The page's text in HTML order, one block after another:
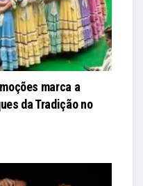
marca a
da Tradição no